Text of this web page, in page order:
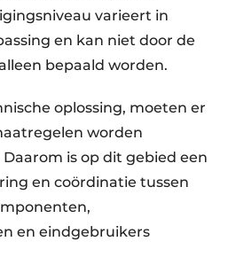
varieert in
en kan niet door de
bepaald worden.
oplossing, moeten er
worden
is op dit gebied een
en coördinatie tussen
en eindgebruikers